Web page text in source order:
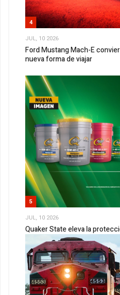
4
JUL, 10 2026
Ford Mustang Mach-E
nueva forma de viajar
5
JUL, 10 2026
Quaker State eleva la